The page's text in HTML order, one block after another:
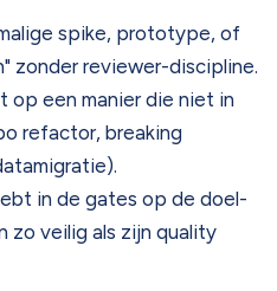
spike, prototype, of
zonder reviewer-discipline.
op een manier die niet in
refactor, breaking
in de gates op de doel-
zo veilig als zijn quality